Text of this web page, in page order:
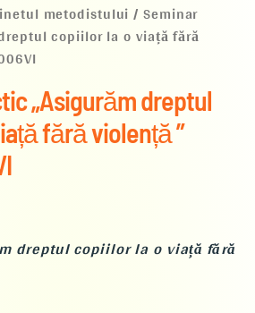
metodistului / Seminar
copiilor la o viață fără
„Asigurăm dreptul
fără violență ”
dreptul copiilor la o viață fără